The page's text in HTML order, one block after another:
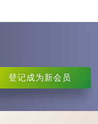
登记成为新会员